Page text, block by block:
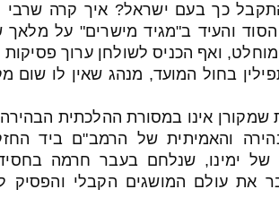
כך בעם ישראל? איך קרה שרבי
והעיד ב"מגיד מישרים" על מלאך
ואף הכניס לשולחן ערוך
בחול המועד, מנהג שאין לו שום
אינו במסורת ההלכתית
והאמיתית של הרמב"ם ביד
של ימינו, שנלחם בעבר חרמה
את עולם המושגים הקבלי והפסיק